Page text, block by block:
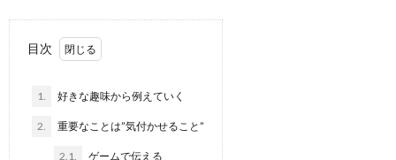
目次
1. 好きな趣味から例えていく
2. 重要なことは”気付かせること”
2.1. ゲームで伝える